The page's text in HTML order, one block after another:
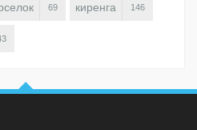
69 киренга 146